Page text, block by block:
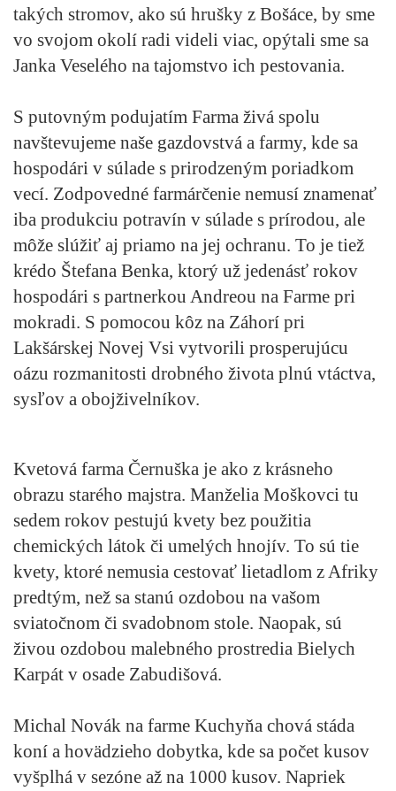
takých stromov, ako sú hrušky z Bošáce, by sme
vo svojom okolí radi videli viac, opýtali sme sa
Janka Veselého na tajomstvo ich pestovania.
S putovným podujatím Farma živá spolu
navštevujeme naše gazdovstvá a farmy, kde sa
hospodári v súlade s prirodzeným poriadkom
vecí. Zodpovedné farmárčenie nemusí znamenať
iba produkciu potravín v súlade s prírodou, ale
môže slúžiť aj priamo na jej ochranu. To je tiež
krédo Štefana Benka, ktorý už jedenásť rokov
hospodári s partnerkou Andreou na Farme pri
mokradi. S pomocou kôz na Záhorí pri
Lakšárskej Novej Vsi vytvorili prosperujúcu
oázu rozmanitosti drobného života plnú vtáctva,
sysľov a obojživelníkov.
Kvetová farma Černuška je ako z krásneho
obrazu starého majstra. Manželia Moškovci tu
sedem rokov pestujú kvety bez použitia
chemických látok či umelých hnojív. To sú tie
kvety, ktoré nemusia cestovať lietadlom z Afriky
predtým, než sa stanú ozdobou na vašom
sviatočnom či svadobnom stole. Naopak, sú
živou ozdobou malebného prostredia Bielych
Karpát v osade Zabudišová.
Michal Novák na farme Kuchyňa chová stáda
koní a hovädzieho dobytka, kde sa počet kusov
vyšplhá v sezóne až na 1000 kusov. Napriek